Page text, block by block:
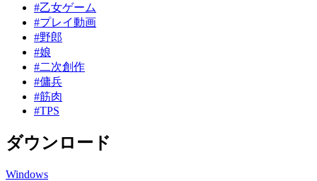
#乙女ゲーム
#プレイ動画
#野郎
#娘
#二次創作
#傭兵
#筋肉
#TPS
ダウンロード
Windows